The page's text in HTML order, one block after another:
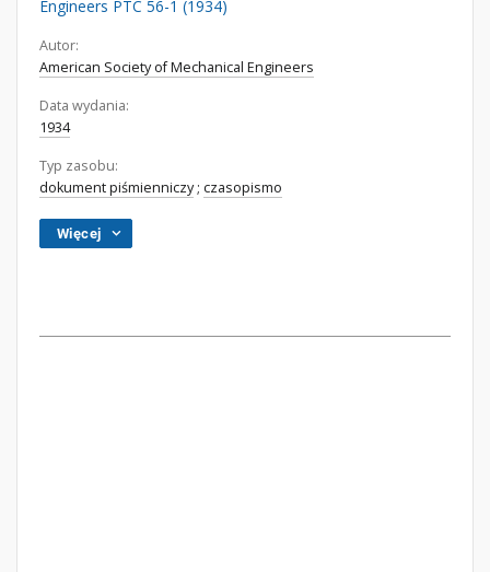
Engineers PTC 56-1 (1934)
Autor:
American Society of Mechanical Engineers
Data wydania:
1934
Typ zasobu:
dokument piśmienniczy; czasopismo
Więcej